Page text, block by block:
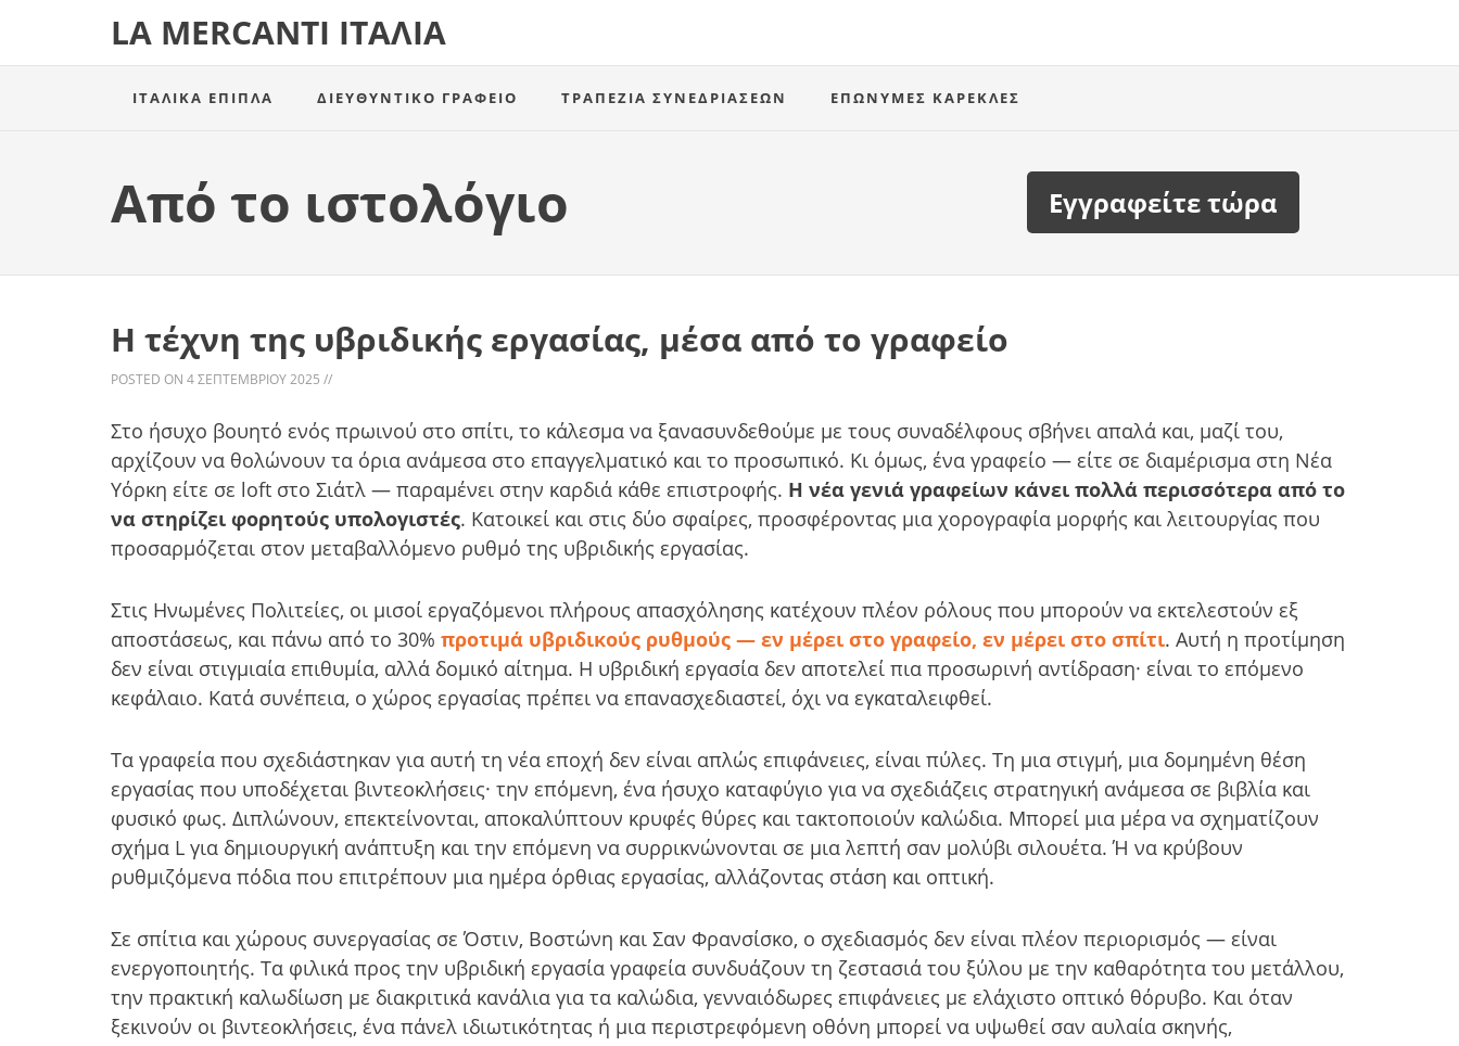
LA MERCANTI ΙΤΑΛΊΑ
ΙΤΑΛΙΚΆ ΈΠΙΠΛΑ ΔΙΕΥΘΥΝΤΙΚΌ ΓΡΑΦΕΊΟ ΤΡΑΠΈΖΙΑ ΣΥΝΕΔΡΙΆΣΕΩΝ ΕΠΏΝΥΜΕΣ ΚΑΡΈΚΛΕΣ
Από το ιστολόγιο Εγγραφείτε τώρα
Η τέχνη της υβριδικής εργασίας, μέσα από το γραφείο
POSTED ON 4 ΣΕΠΤΕΜΒΡΊΟΥ 2025 //
Στο ήσυχο βουητό ενός πρωινού στο σπίτι, το κάλεσμα να ξανασυνδεθούμε με τους συναδέλφους σβήνει απαλά και, μαζί του,
αρχίζουν να θολώνουν τα όρια ανάμεσα στο επαγγελματικό και το προσωπικό. Κι όμως, ένα γραφείο — είτε σε διαμέρισμα στη Νέα
Υόρκη είτε σε loft στο Σιάτλ — παραμένει στην καρδιά κάθε επιστροφής. Η νέα γενιά γραφείων κάνει πολλά περισσότερα από το
να στηρίζει φορητούς υπολογιστές. Κατοικεί και στις δύο σφαίρες, προσφέροντας μια χορογραφία μορφής και λειτουργίας που
προσαρμόζεται στον μεταβαλλόμενο ρυθμό της υβριδικής εργασίας.
Στις Ηνωμένες Πολιτείες, οι μισοί εργαζόμενοι πλήρους απασχόλησης κατέχουν πλέον ρόλους που μπορούν να εκτελεστούν εξ
αποστάσεως, και πάνω από το 30% προτιμά υβριδικούς ρυθμούς — εν μέρει στο γραφείο, εν μέρει στο σπίτι. Αυτή η προτίμηση
δεν είναι στιγμιαία επιθυμία, αλλά δομικό αίτημα. Η υβριδική εργασία δεν αποτελεί πια προσωρινή αντίδραση· είναι το επόμενο
κεφάλαιο. Κατά συνέπεια, ο χώρος εργασίας πρέπει να επανασχεδιαστεί, όχι να εγκαταλειφθεί.
Τα γραφεία που σχεδιάστηκαν για αυτή τη νέα εποχή δεν είναι απλώς επιφάνειες, είναι πύλες. Τη μια στιγμή, μια δομημένη θέση
εργασίας που υποδέχεται βιντεοκλήσεις· την επόμενη, ένα ήσυχο καταφύγιο για να σχεδιάζεις στρατηγική ανάμεσα σε βιβλία και
φυσικό φως. Διπλώνουν, επεκτείνονται, αποκαλύπτουν κρυφές θύρες και τακτοποιούν καλώδια. Μπορεί μια μέρα να σχηματίζουν
σχήμα L για δημιουργική ανάπτυξη και την επόμενη να συρρικνώνονται σε μια λεπτή σαν μολύβι σιλουέτα. Ή να κρύβουν
ρυθμιζόμενα πόδια που επιτρέπουν μια ημέρα όρθιας εργασίας, αλλάζοντας στάση και οπτική.
Σε σπίτια και χώρους συνεργασίας σε Όστιν, Βοστώνη και Σαν Φρανσίσκο, ο σχεδιασμός δεν είναι πλέον περιορισμός — είναι
ενεργοποιητής. Τα φιλικά προς την υβριδική εργασία γραφεία συνδυάζουν τη ζεστασιά του ξύλου με την καθαρότητα του μετάλλου,
την πρακτική καλωδίωση με διακριτικά κανάλια για τα καλώδια, γενναιόδωρες επιφάνειες με ελάχιστο οπτικό θόρυβο. Και όταν
ξεκινούν οι βιντεοκλήσεις, ένα πάνελ ιδιωτικότητας ή μια περιστρεφόμενη οθόνη μπορεί να υψωθεί σαν αυλαία σκηνής,